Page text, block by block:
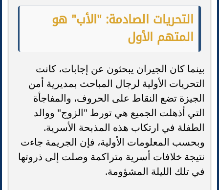
التحريات الصادمة: "الأب" هو
المتهم الأول
بينما كان الجيران يبحثون عن إجابات، كانت
التحريات الأولية لرجال المباحث بمديرية أمن
الجيزة تضع النقاط على الحروف، والمفاجأة
التي أذهلت الجميع هي تورط "الزوج" ووالد
الطفلة في ارتكاب هذه المذبحة الأسرية.
وبحسب المعلومات الأولية، فإن الجريمة جاءت
نتيجة خلافات أسرية متراكمة وصلت إلى ذروتها
في تلك الليلة المشؤومة.